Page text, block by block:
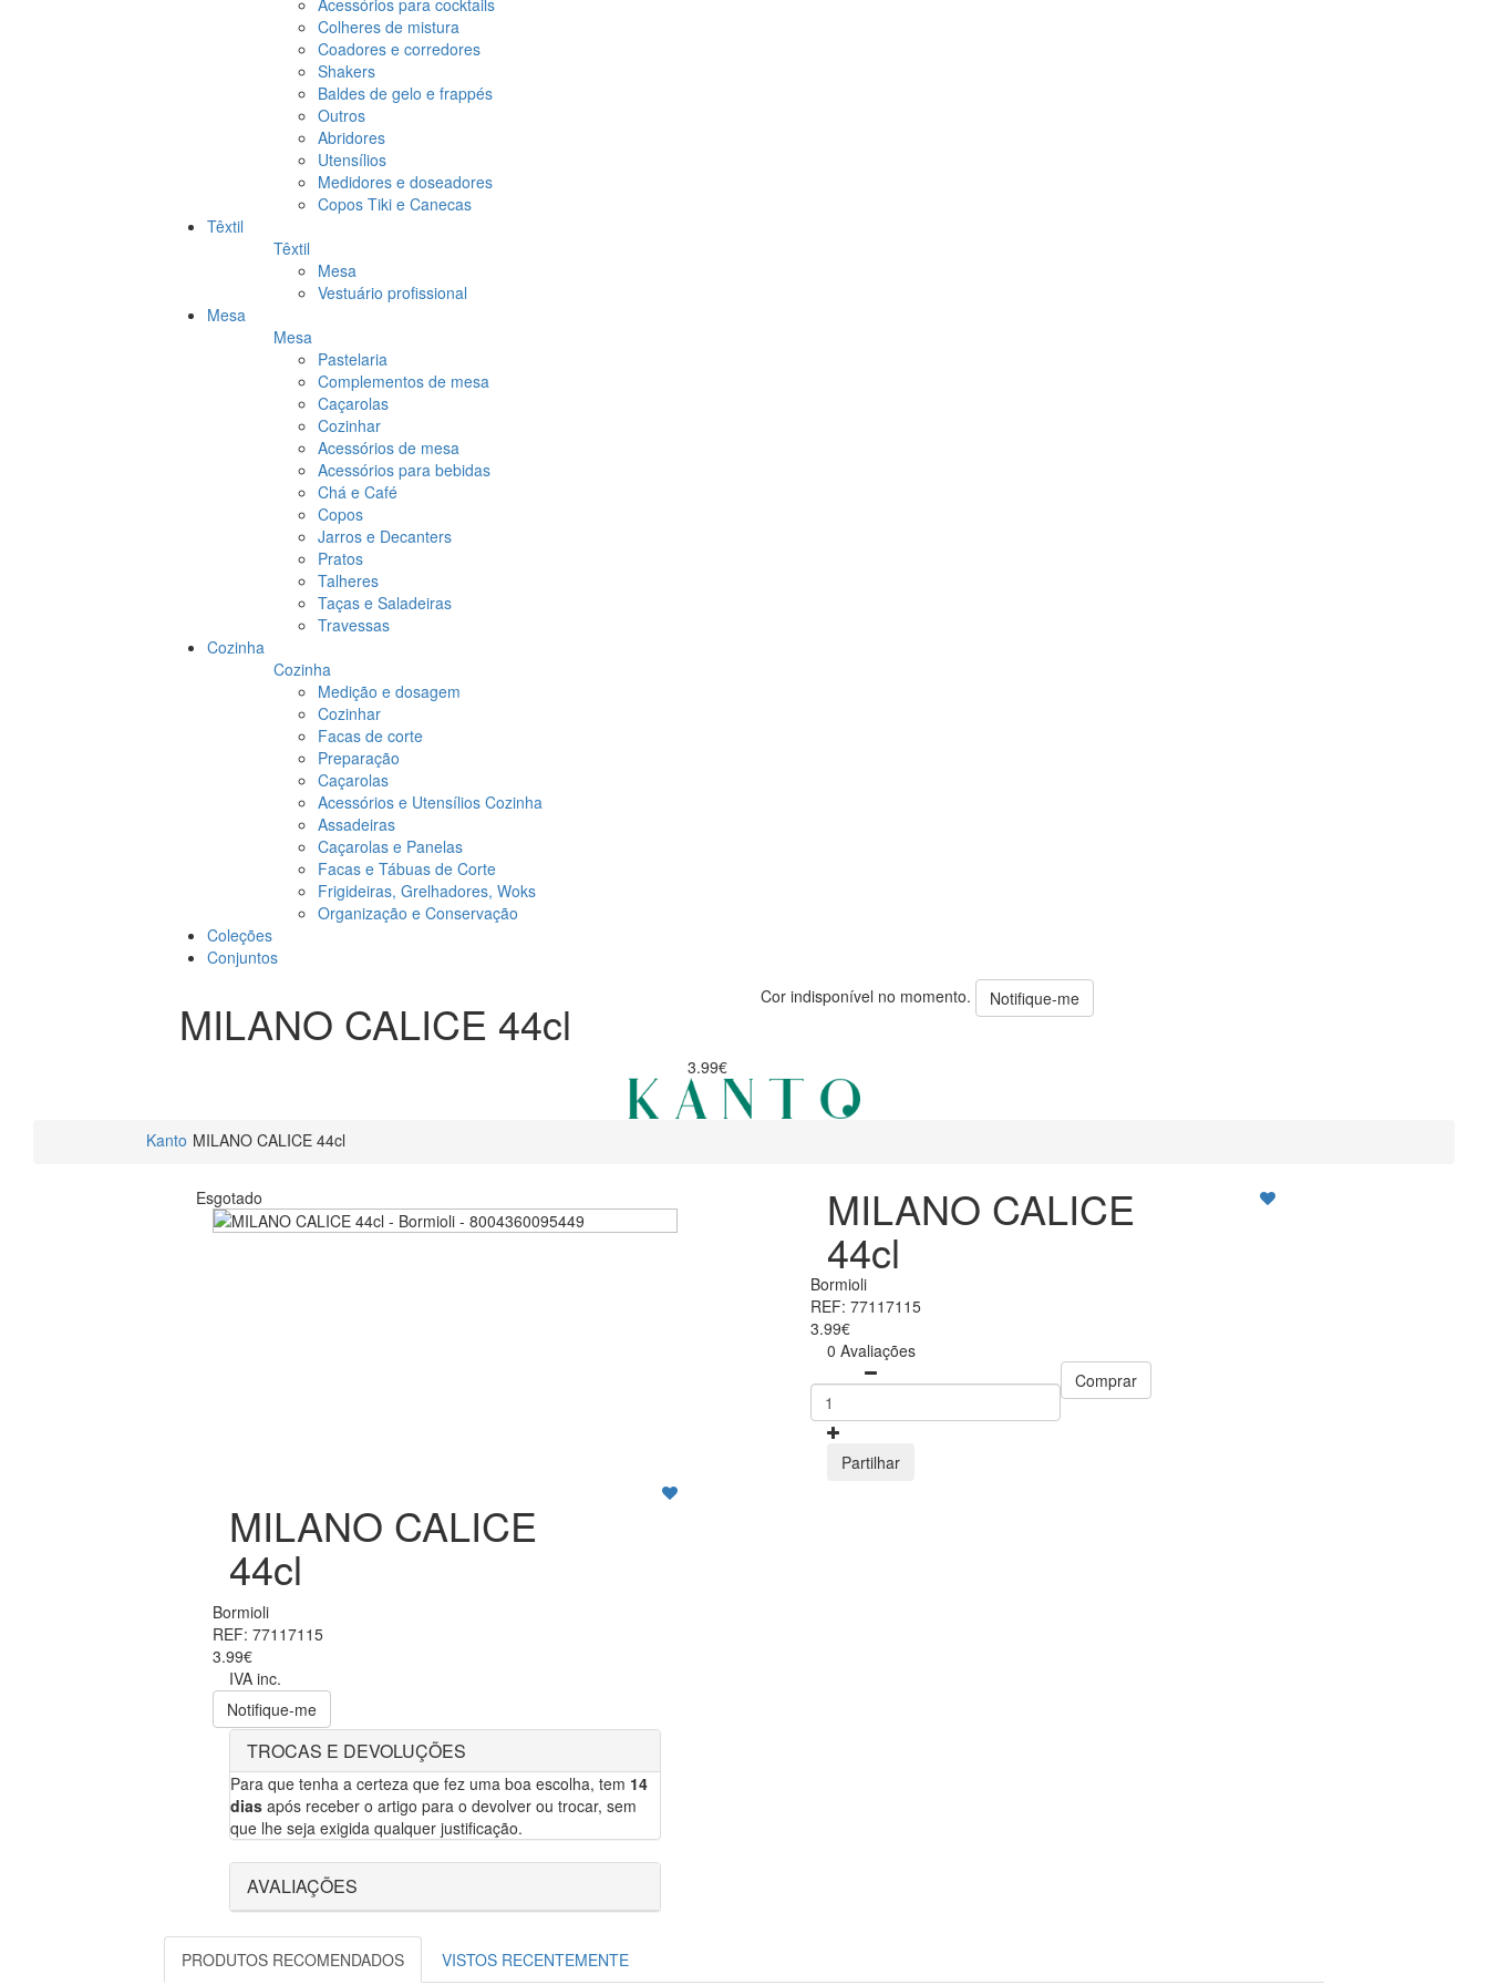
Acessórios para cocktails
Colheres de mistura
Coadores e corredores
Shakers
Baldes de gelo e frappés
Outros
Abridores
Utensílios
Medidores e doseadores
Copos Tiki e Canecas
Têxtil
Têxtil
Mesa
Vestuário profissional
Mesa
Mesa
Pastelaria
Complementos de mesa
Caçarolas
Cozinhar
Acessórios de mesa
Acessórios para bebidas
Chá e Café
Copos
Jarros e Decanters
Pratos
Talheres
Taças e Saladeiras
Travessas
Cozinha
Cozinha
Medição e dosagem
Cozinhar
Facas de corte
Preparação
Caçarolas
Acessórios e Utensílios Cozinha
Assadeiras
Caçarolas e Panelas
Facas e Tábuas de Corte
Frigideiras, Grelhadores, Woks
Organização e Conservação
Coleções
Conjuntos
MILANO CALICE 44cl
3.99€
Cor indisponível no momento. Notifique-me
Kanto MILANO CALICE 44cl
Esgotado MILANO CALICE
44cl
Bormioli
REF: 77117115
3.99€
0 Avaliações
Comprar
Partilhar
MILANO CALICE
44cl
Bormioli
REF: 77117115
3.99€
IVA inc.
Notifique-me
TROCAS E DEVOLUÇÕES
Para que tenha a certeza que fez uma boa escolha, tem 14
dias após receber o artigo para o devolver ou trocar, sem
que lhe seja exigida qualquer justificação.
AVALIAÇÕES
PRODUTOS RECOMENDADOS VISTOS RECENTEMENTE